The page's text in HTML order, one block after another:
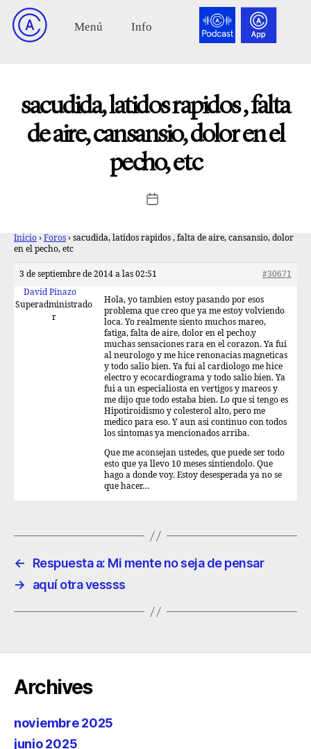
sacudida, latidos rapidos , falta
de aire, cansansio, dolor en el
pecho, etc
Inicio › Foros › sacudida, latidos rapidos , falta de aire, cansansio, dolor
en el pecho, etc
3 de septiembre de 2014 a las 02:51
#30671
David Pinazo
Superadministrado
r
Hola, yo tambien estoy pasando por esos
problema que creo que ya me estoy volviendo
loca. Yo realmente siento muchos mareo,
fatiga, falta de aire, dolor en el pecho,y
muchas sensaciones rara en el corazon. Ya fui
al neurologo y me hice renonacias magneticas
y todo salio bien. Ya fui al cardiologo me hice
electro y ecocardiograma y todo salio bien. Ya
fui a un especialiosta en vertigos y mareos y
me dijo que todo estaba bien. Lo que si tengo es
Hipotiroidismo y colesterol alto, pero me
medico para eso. Y aun asi continuo con todos
los sintomas ya mencionados arriba.
Que me aconsejan ustedes, que puede ser todo
esto que ya llevo 10 meses sintiendolo. Que
hago a donde voy. Estoy desesperada ya no se
que hacer…
←
Respuesta a: Mi mente no seja de pensar
→
aquí otra vessss
Archives
noviembre 2025
junio 2025